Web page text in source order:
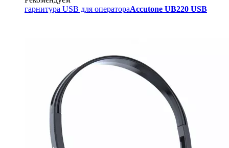
гарнитура USB для оператораAccutone UB220 USB